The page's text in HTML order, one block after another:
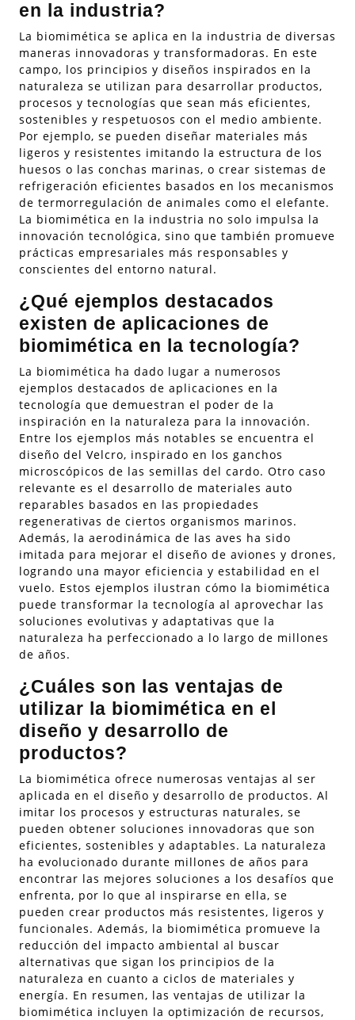
en la industria?
La biomimética se aplica en la industria de diversas
maneras innovadoras y transformadoras. En este
campo, los principios y diseños inspirados en la
naturaleza se utilizan para desarrollar productos,
procesos y tecnologías que sean más eficientes,
sostenibles y respetuosos con el medio ambiente.
Por ejemplo, se pueden diseñar materiales más
ligeros y resistentes imitando la estructura de los
huesos o las conchas marinas, o crear sistemas de
refrigeración eficientes basados en los mecanismos
de termorregulación de animales como el elefante.
La biomimética en la industria no solo impulsa la
innovación tecnológica, sino que también promueve
prácticas empresariales más responsables y
conscientes del entorno natural.
¿Qué ejemplos destacados
existen de aplicaciones de
biomimética en la tecnología?
La biomimética ha dado lugar a numerosos
ejemplos destacados de aplicaciones en la
tecnología que demuestran el poder de la
inspiración en la naturaleza para la innovación.
Entre los ejemplos más notables se encuentra el
diseño del Velcro, inspirado en los ganchos
microscópicos de las semillas del cardo. Otro caso
relevante es el desarrollo de materiales auto
reparables basados en las propiedades
regenerativas de ciertos organismos marinos.
Además, la aerodinámica de las aves ha sido
imitada para mejorar el diseño de aviones y drones,
logrando una mayor eficiencia y estabilidad en el
vuelo. Estos ejemplos ilustran cómo la biomimética
puede transformar la tecnología al aprovechar las
soluciones evolutivas y adaptativas que la
naturaleza ha perfeccionado a lo largo de millones
de años.
¿Cuáles son las ventajas de
utilizar la biomimética en el
diseño y desarrollo de
productos?
La biomimética ofrece numerosas ventajas al ser
aplicada en el diseño y desarrollo de productos. Al
imitar los procesos y estructuras naturales, se
pueden obtener soluciones innovadoras que son
eficientes, sostenibles y adaptables. La naturaleza
ha evolucionado durante millones de años para
encontrar las mejores soluciones a los desafíos que
enfrenta, por lo que al inspirarse en ella, se
pueden crear productos más resistentes, ligeros y
funcionales. Además, la biomimética promueve la
reducción del impacto ambiental al buscar
alternativas que sigan los principios de la
naturaleza en cuanto a ciclos de materiales y
energía. En resumen, las ventajas de utilizar la
biomimética incluyen la optimización de recursos,